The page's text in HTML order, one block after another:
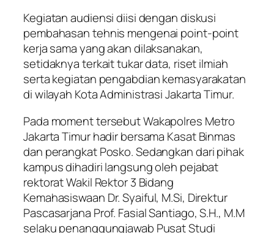
Kegiatan audiensi diisi dengan diskusi
pembahasan tehnis mengenai point-point
kerja sama yang akan dilaksanakan,
setidaknya terkait tukar data, riset ilmiah
serta kegiatan pengabdian kemasyarakatan
di wilayah Kota Administrasi Jakarta Timur.
Pada moment tersebut Wakapolres Metro
Jakarta Timur hadir bersama Kasat Binmas
dan perangkat Posko. Sedangkan dari pihak
kampus dihadiri langsung oleh pejabat
rektorat Wakil Rektor 3 Bidang
Kemahasiswaan Dr. Syaiful, M.Si, Direktur
Pascasarjana Prof. Fasial Santiago, S.H., M.M
selaku penanggungjawab Pusat Studi